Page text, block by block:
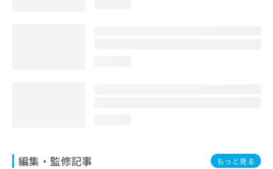
編集・監修記事 もっと見る